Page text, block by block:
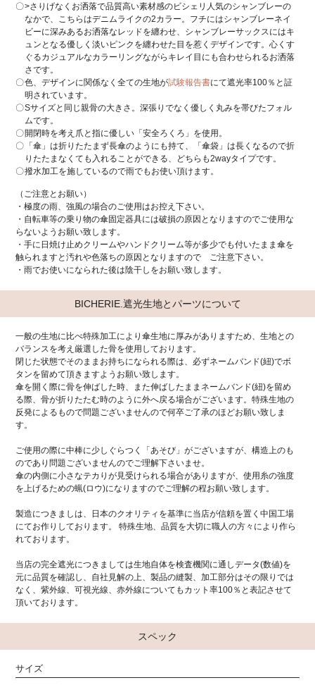
>さりげなくお洒落で品質高い素材感のビシェリ人気のシャンブレーの
なかで、こちらはデニムライクの2カラー。フチにはシャンブレーネイ
ビーに深みあるお洒落なレッドを纏わせ、シャンブレーサックスにはキ
ュンとなる優しく淡いピンクを纏わせた目を惹くデザインです。心くす
ぐるカジュアルなカラーリングながらキレイ目にも合わせられるお洒落
さです。
色、デザインに関係なく全ての生地が試験報告書にて遮光率100％と証
明されています。
Sサイズと同じ親骨の大きさ。深張りでなく優しく丸みを帯びたフォル
ムです。
開閉時を考え爪と指に優しい「安全ろくろ」を使用。
「傘」は折りたたまず長傘のようにも持て、「傘袋」は長くなるので折
りたたまなくても入れることができる、どちらも2wayタイプです。
撥水加工を施しているので雨でもお使い頂けます。
（ご注意とお願い）
・極度の雨、強風の場合のご使用はお控え下さい。
・自転車等の乗り物の傘固定器具には破損の原因となりますのでご使用な
らないようお願い致します。
・手に日焼け止めクリームやハンドクリーム等が多少でも付いたまま傘を
触られますと汚れや色落ちの原因となりますので ご注意下さい。
・雨でお使いになられた後は陰干しをお願い致します。
BICHERIE.遮光生地とパーツについて
一般の生地に比べ特殊加工により傘生地に厚みがありますため、生地との
バランスを考え厳選した骨を使用しております。
閉じた状態でそのままお持ちになられる際は、必ずネームバンド(紐)でボ
タンを留めて頂きますようお願い致します。
傘を開く際に骨を伸ばした時、また伸ばしたままネームバンド(紐)を留め
る際、骨が折りたたむ時のように外へ戻る場合がございます。特殊生地の
反発によるもので問題ございませんので何卒ご了承のほどお願い致しま
す。
ご使用の際に中棒に少しぐらつく「あそび」がございますが、構造上のも
のであり問題ございませんのでご理解下さいませ。
傘の内側に小さなテカりが見受けられる場合がありますが、使用糸の強度
を上げるための蝋(ロウ)になりますのでご理解の程お願い致します。
製造につきましは、日本のクオリティを基準に当店が信頼を置く中国工場
にてお作りしております。 特殊生地、品質を大切に職人の方々により作ら
れております。
当店の完全遮光につきましては生地自体を検査機関に通しデータ(数値)を
元に品質を確認し、自社見解の上、製品の縫製、加工部分はその限りでは
なく、紫外線、可視光線、赤外線についてもカット率100％と表記させて
頂いております。
スペック
サイズ